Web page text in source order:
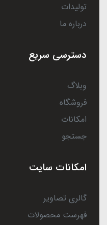
تولیدات
درباره ما
دسترسی سریع
وبلاگ
فروشگاه
امکانات
جستجو
امکانات سایت
گالری تصاویر
فهرست محصولات